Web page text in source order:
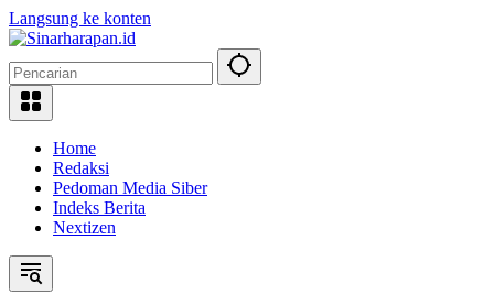
Langsung ke konten
Home
Redaksi
Pedoman Media Siber
Indeks Berita
Nextizen